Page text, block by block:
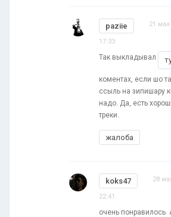
paziie 21 мая
17:33
Так выкладывал
коментах, если шо
ссыль на зипишару
надо. Да, есть
треки.
жалоба
koks47 28
22:41
очень понравилось.